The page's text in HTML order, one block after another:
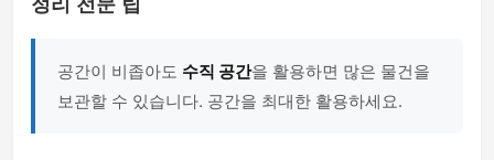
정리 전문 팁
공간이 비좁아도 수직 공간을 활용하면 많은 물건을
보관할 수 있습니다. 공간을 최대한 활용하세요.